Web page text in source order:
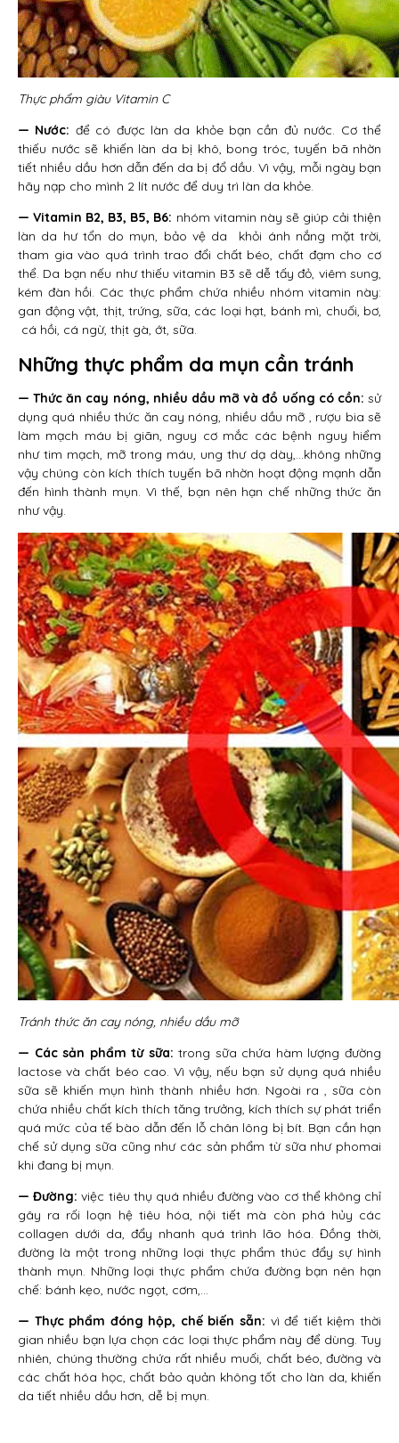
Thực phẩm giàu Vitamin C
— Nước: để có được làn da khỏe bạn cần đủ nước. Cơ thể
thiếu nước sẽ khiến làn da bị khô, bong tróc, tuyến bã nhờn
tiết nhiều dầu hơn dẫn đến da bị đổ dầu. Vì vậy, mỗi ngày bạn
hãy nạp cho mình 2 lít nước để duy trì làn da khỏe.
— Vitamin B2, B3, B5, B6: nhóm vitamin này sẽ giúp cải thiện
làn da hư tổn do mụn, bảo vệ da khỏi ánh nắng mặt trời,
tham gia vào quá trình trao đổi chất béo, chất đạm cho cơ
thể. Da bạn nếu như thiếu vitamin B3 sẽ dễ tấy đỏ, viêm sung,
kém đàn hồi. Các thực phẩm chứa nhiều nhóm vitamin này:
gan động vật, thịt, trứng, sữa, các loại hạt, bánh mì, chuối, bơ,
cá hồi, cá ngừ, thịt gà, ớt, sữa.
Những thực phẩm da mụn cần tránh
— Thức ăn cay nóng, nhiều dầu mỡ và đồ uống có cồn: sử
dụng quá nhiều thức ăn cay nóng, nhiều dầu mỡ , rượu bia sẽ
làm mạch máu bị giãn, nguy cơ mắc các bệnh nguy hiểm
như tim mạch, mỡ trong máu, ung thư dạ dày,…không những
vậy chúng còn kích thích tuyến bã nhờn hoạt động mạnh dẫn
đến hình thành mụn. Vì thế, bạn nên hạn chế những thức ăn
như vậy.
Tránh thức ăn cay nóng, nhiều dầu mỡ
— Các sản phẩm từ sữa: trong sữa chứa hàm lượng đường
lactose và chất béo cao. Vì vậy, nếu bạn sử dụng quá nhiều
sữa sẽ khiến mụn hình thành nhiều hơn. Ngoài ra , sữa còn
chứa nhiều chất kích thích tăng trưởng, kích thích sự phát triển
quá mức của tế bào dẫn đến lỗ chân lông bị bít. Bạn cần hạn
chế sử dụng sữa cũng như các sản phẩm từ sữa như phomai
khi đang bị mụn.
— Đường: việc tiêu thụ quá nhiều đường vào cơ thể không chỉ
gây ra rối loạn hệ tiêu hóa, nội tiết mà còn phá hủy các
collagen dưới da, đẩy nhanh quá trình lão hóa. Đồng thời,
đường là một trong những loại thực phẩm thúc đẩy sự hình
thành mụn. Những loại thực phẩm chứa đường bạn nên hạn
chế: bánh kẹo, nước ngọt, cơm,…
— Thực phẩm đóng hộp, chế biến sẵn: vì để tiết kiệm thời
gian nhiều bạn lựa chọn các loại thực phẩm này để dùng. Tuy
nhiên, chúng thường chứa rất nhiều muối, chất béo, đường và
các chất hóa học, chất bảo quản không tốt cho làn da, khiến
da tiết nhiều dầu hơn, dễ bị mụn.